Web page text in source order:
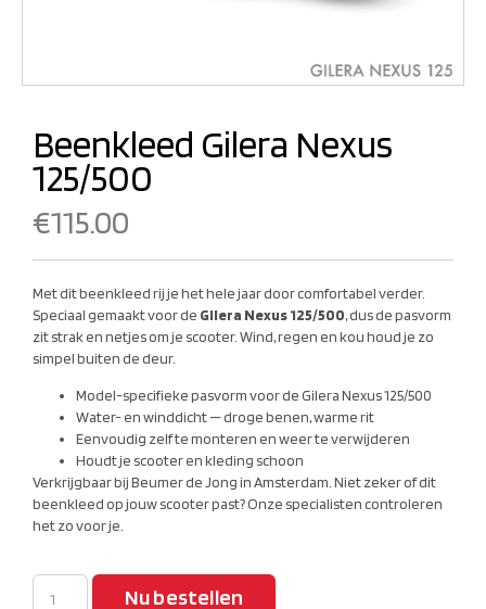
Beenkleed Gilera Nexus
125/500
€115.00
Met dit beenkleed rij je het hele jaar door comfortabel verder.
Speciaal gemaakt voor de Gilera Nexus 125/500, dus de pasvorm
zit strak en netjes om je scooter. Wind, regen en kou houd je zo
simpel buiten de deur.
Model-specifieke pasvorm voor de Gilera Nexus 125/500
Water- en winddicht — droge benen, warme rit
Eenvoudig zelf te monteren en weer te verwijderen
Houdt je scooter en kleding schoon
Verkrijgbaar bij Beumer de Jong in Amsterdam. Niet zeker of dit
beenkleed op jouw scooter past? Onze specialisten controleren
het zo voor je.
Nu bestellen